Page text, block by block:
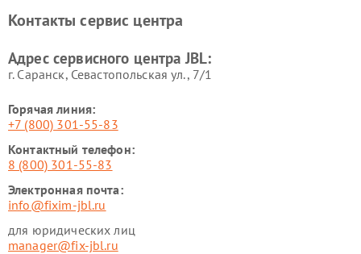
Контакты сервис центра
Адрес сервисного центра JBL:
г. Саранск, Севастопольская ул., 7/1
Горячая линия:
+7 (800) 301-55-83
Контактный телефон:
8 (800) 301-55-83
Электронная почта:
info@fixim-jbl.ru
для юридических лиц
manager@fix-jbl.ru